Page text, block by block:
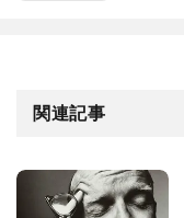
関連記事